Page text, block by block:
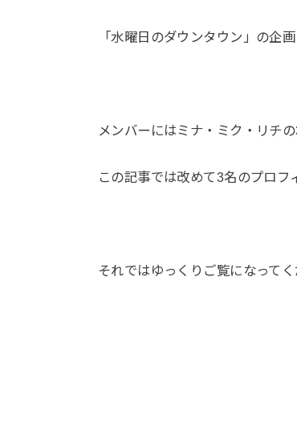
「水曜日のダウンタウン」の企
メンバーにはミナ・ミク・リチ
この記事では改めて3名のプロフ
それではゆっくりご覧になってく